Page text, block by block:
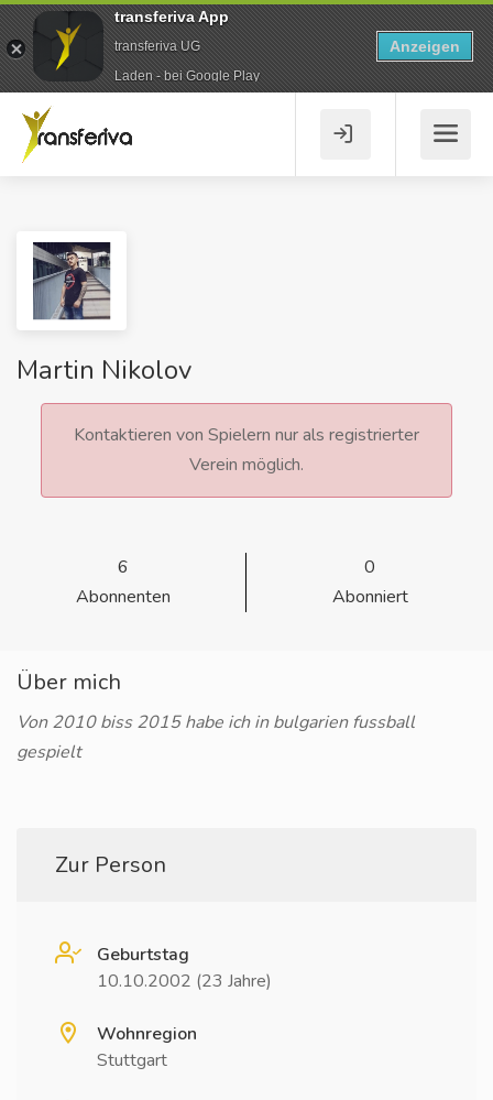
Martin Nikolov
Kontaktieren von Spielern nur als registrierter
Verein möglich.
6
Abonnenten
0
Abonniert
Über mich
Von 2010 biss 2015 habe ich in bulgarien fussball
gespielt
Zur Person
Geburtstag
10.10.2002 (23 Jahre)
Wohnregion
Stuttgart
transferiva App
transferiva UG
Laden - bei Google Play
Anzeigen